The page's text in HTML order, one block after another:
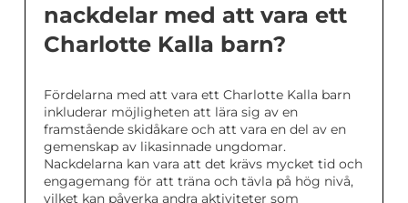
nackdelar med att vara ett
Charlotte Kalla barn?
Fördelarna med att vara ett Charlotte Kalla barn
inkluderar möjligheten att lära sig av en
framstående skidåkare och att vara en del av en
gemenskap av likasinnade ungdomar.
Nackdelarna kan vara att det krävs mycket tid och
engagemang för att träna och tävla på hög nivå,
vilket kan påverka andra aktiviteter som